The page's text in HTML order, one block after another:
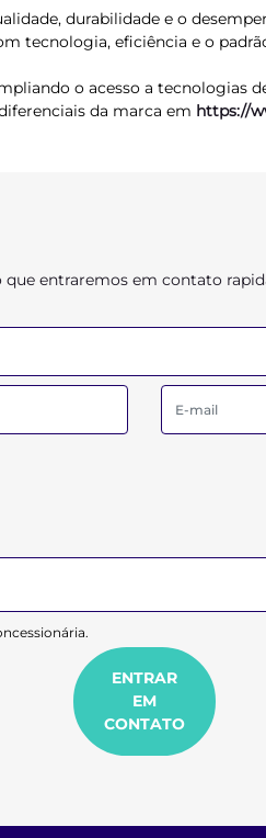
durabilidade e o
tecnologia, eficiência e o
o acesso a
da marca em https://
entraremos em contato
ENTRAR
EM
CONTATO